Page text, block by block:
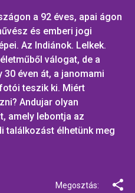
a 92 éves, apai ágon
és emberi jogi
Az Indiánok. Lelkek.
válogat, de a
éven át, a janomami
teszik ki. Miért
Andujar olyan
amely lebontja az
találkozást élhetünk meg
Megosztás: